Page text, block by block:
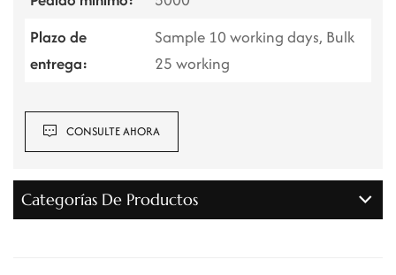
Plazo de
entrega:
Sample 10 working days, Bulk
25 working
CONSULTE AHORA
Categorías De Productos